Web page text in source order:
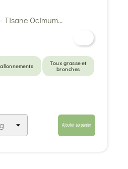
Toux grasse et
bronches
Ajouter au panier